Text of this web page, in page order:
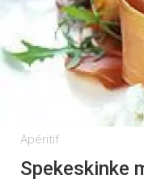
Apéritif
Spekeskinke